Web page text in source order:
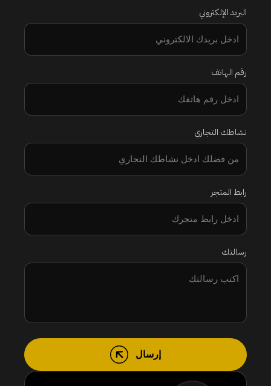
البريد الإلكتروني
رقم الهاتف
نشاطك التجاري
رابط المتجر
رسالتك
إرسال